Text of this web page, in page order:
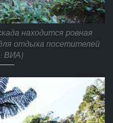
находится ровная
отдыха посетителей
ВИА)